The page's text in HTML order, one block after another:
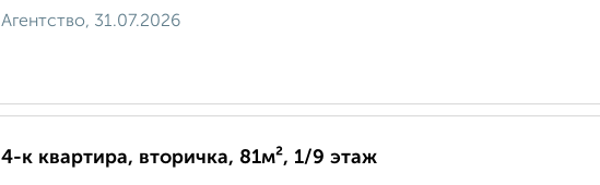
Агентство, 31.07.2026
4-к квартира, вторичка, 81м², 1/9 этаж